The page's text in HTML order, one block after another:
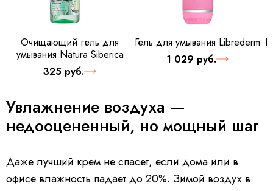
Очищающий гель для
умывания Natura Siberica
325 руб.
Гель для умывания Librederm
1 029 руб.
Увлажнение воздуха —
недооцененный, но мощный шаг
Даже лучший крем не спасет, если дома или в
офисе влажность падает до 20%. Зимой воздух в